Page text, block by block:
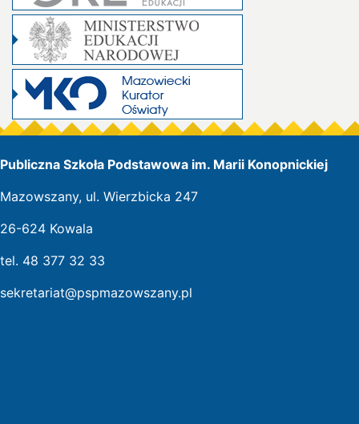
Publiczna Szkoła Podstawowa im. Marii Konopnickiej
Mazowszany, ul. Wierzbicka 247
26-624 Kowala
tel. 48 377 32 33
sekretariat@pspmazowszany.pl